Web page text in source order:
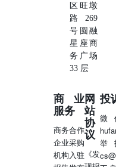
区旺墩
路269
号圆融
星座商
务广场
33 层
商业
服务
商务合作
企业采购
机构入驻
网
站
协
议
《发
投
微
举